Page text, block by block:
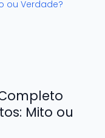
ou Verdade?
Mito ou